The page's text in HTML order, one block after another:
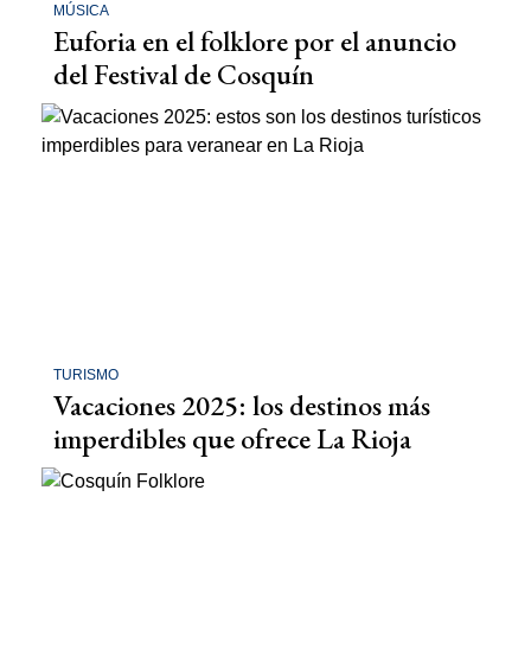
MÚSICA
Euforia en el folklore por el anuncio
del Festival de Cosquín
TURISMO
Vacaciones 2025: los destinos más
imperdibles que ofrece La Rioja